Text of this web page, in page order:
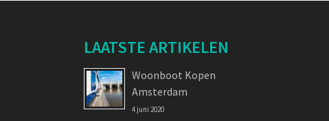
LAATSTE ARTIKELEN
Woonboot Kopen
Amsterdam
4 juni 2020